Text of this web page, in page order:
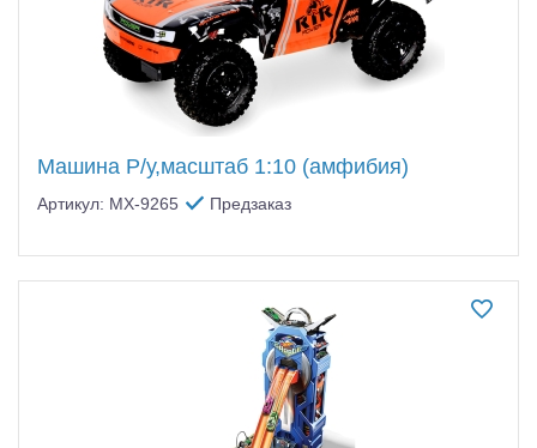
Машина Р/у,масштаб 1:10 (амфибия)
Артикул: MX-9265 Предзаказ